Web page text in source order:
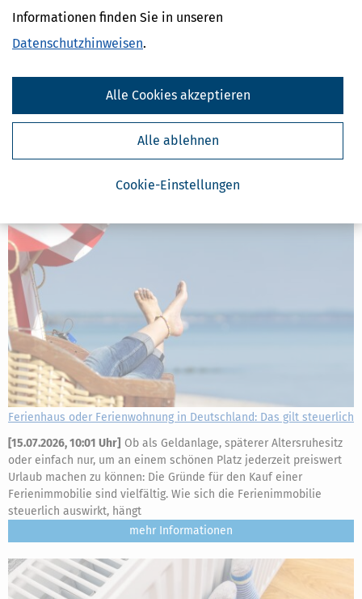
Informationen finden Sie in unseren
Datenschutzhinweisen.
Cookie-Einstellungen
Alle ablehnen
Alle Cookies akzeptieren
Immobilien
Verwandte Lexikon-Begriffe
Inland
Weitere News zum Thema
Ferienhaus oder Ferienwohnung in Deutschland: Das gilt steuerlich
[15.07.2026, 10:01 Uhr] Ob als Geldanlage, späterer Altersruhesitz
oder einfach nur, um an einem schönen Platz jederzeit preiswert
Urlaub machen zu können: Die Gründe für den Kauf einer
Ferienimmobilie sind vielfältig. Wie sich die Ferienimmobilie
steuerlich auswirkt, hängt
mehr